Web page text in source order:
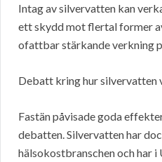
Intag av silvervatten kan
ett skydd mot flertal former
ofattbar stärkande verkning
Debatt kring hur silvervatten
Fastän påvisade goda
debatten. Silvervatten har
hälsokostbranschen och har